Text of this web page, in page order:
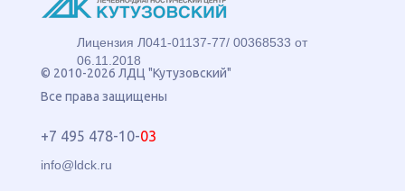
Лицензия Л041-01137-77/ 00368533 от
06.11.2018
© 2010-2026 ЛДЦ "Кутузовский"
Все права защищены
+7 495 478-10-03
info@ldck.ru